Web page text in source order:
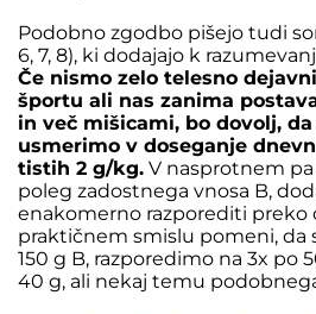
Podobno zgodbo pišejo tudi
6, 7, 8), ki dodajajo k
Če nismo zelo telesno
športu ali nas zanima
in več mišicami, bo dovolj,
usmerimo v doseganje
tistih 2 g/kg. V nasprotnem
poleg zadostnega vnosa B,
enakomerno razporediti preko
praktičnem smislu pomeni, da
150 g B, razporedimo na 3x po
40 g, ali nekaj temu